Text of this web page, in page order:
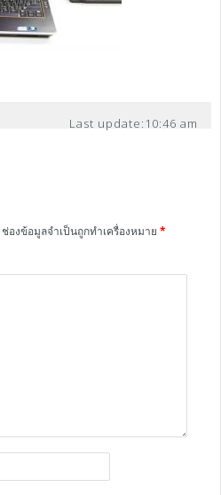
Last update: 10:46 am
ช่องข้อมูลจำเป็นถูกทำเครื่องหมาย *